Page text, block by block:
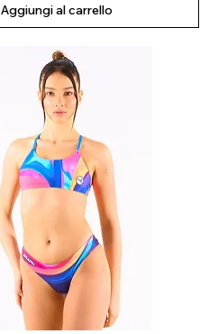
Aggiungi al carrello